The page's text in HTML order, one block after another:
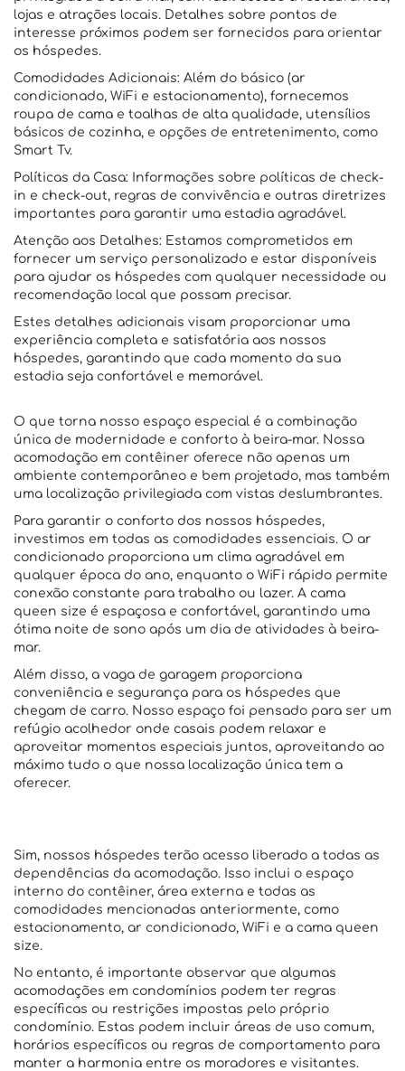
lojas e atrações locais. Detalhes sobre pontos de
interesse próximos podem ser fornecidos para orientar
os hóspedes.
Comodidades Adicionais: Além do básico (ar
condicionado, WiFi e estacionamento), fornecemos
roupa de cama e toalhas de alta qualidade, utensílios
básicos de cozinha, e opções de entretenimento, como
Smart Tv.
Políticas da Casa: Informações sobre políticas de check-
in e check-out, regras de convivência e outras diretrizes
importantes para garantir uma estadia agradável.
Atenção aos Detalhes: Estamos comprometidos em
fornecer um serviço personalizado e estar disponíveis
para ajudar os hóspedes com qualquer necessidade ou
recomendação local que possam precisar.
Estes detalhes adicionais visam proporcionar uma
experiência completa e satisfatória aos nossos
hóspedes, garantindo que cada momento da sua
estadia seja confortável e memorável.
O que torna nosso espaço especial é a combinação
única de modernidade e conforto à beira-mar. Nossa
acomodação em contêiner oferece não apenas um
ambiente contemporâneo e bem projetado, mas também
uma localização privilegiada com vistas deslumbrantes.
Para garantir o conforto dos nossos hóspedes,
investimos em todas as comodidades essenciais. O ar
condicionado proporciona um clima agradável em
qualquer época do ano, enquanto o WiFi rápido permite
conexão constante para trabalho ou lazer. A cama
queen size é espaçosa e confortável, garantindo uma
ótima noite de sono após um dia de atividades à beira-
mar.
Além disso, a vaga de garagem proporciona
conveniência e segurança para os hóspedes que
chegam de carro. Nosso espaço foi pensado para ser um
refúgio acolhedor onde casais podem relaxar e
aproveitar momentos especiais juntos, aproveitando ao
máximo tudo o que nossa localização única tem a
oferecer.
Sim, nossos hóspedes terão acesso liberado a todas as
dependências da acomodação. Isso inclui o espaço
interno do contêiner, área externa e todas as
comodidades mencionadas anteriormente, como
estacionamento, ar condicionado, WiFi e a cama queen
size.
No entanto, é importante observar que algumas
acomodações em condomínios podem ter regras
específicas ou restrições impostas pelo próprio
condomínio. Estas podem incluir áreas de uso comum,
horários específicos ou regras de comportamento para
manter a harmonia entre os moradores e visitantes.